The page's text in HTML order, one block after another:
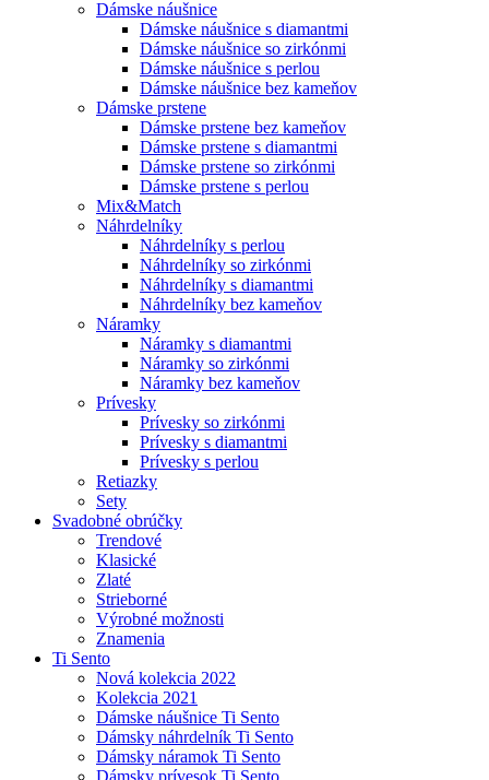
Dámske náušnice
Dámske náušnice s diamantmi
Dámske náušnice so zirkónmi
Dámske náušnice s perlou
Dámske náušnice bez kameňov
Dámske prstene
Dámske prstene bez kameňov
Dámske prstene s diamantmi
Dámske prstene so zirkónmi
Dámske prstene s perlou
Mix&Match
Náhrdelníky
Náhrdelníky s perlou
Náhrdelníky so zirkónmi
Náhrdelníky s diamantmi
Náhrdelníky bez kameňov
Náramky
Náramky s diamantmi
Náramky so zirkónmi
Náramky bez kameňov
Prívesky
Prívesky so zirkónmi
Prívesky s diamantmi
Prívesky s perlou
Retiazky
Sety
Svadobné obrúčky
Trendové
Klasické
Zlaté
Strieborné
Výrobné možnosti
Znamenia
Ti Sento
Nová kolekcia 2022
Kolekcia 2021
Dámske náušnice Ti Sento
Dámsky náhrdelník Ti Sento
Dámsky náramok Ti Sento
Dámsky prívesok Ti Sento